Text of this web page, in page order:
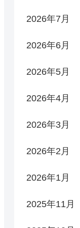
2026年7月
2026年6月
2026年5月
2026年4月
2026年3月
2026年2月
2026年1月
2025年11月